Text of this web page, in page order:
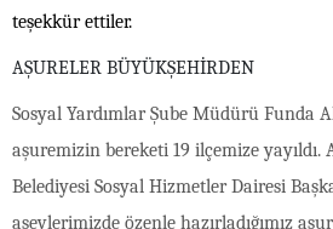
teşekkür ettiler.
AŞURELER BÜYÜKŞEHİRDEN
Sosyal Yardımlar Şube Müdürü Funda
aşuremizin bereketi 19 ilçemize
Belediyesi Sosyal Hizmetler Dairesi
aşevlerimizde özenle hazırladığımız